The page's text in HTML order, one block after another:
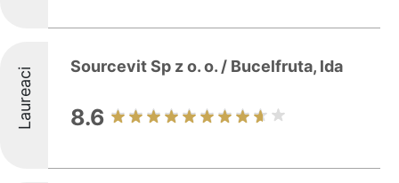
Laureaci Sourcevit Sp z o. o. / Bucelfruta, lda
8.6